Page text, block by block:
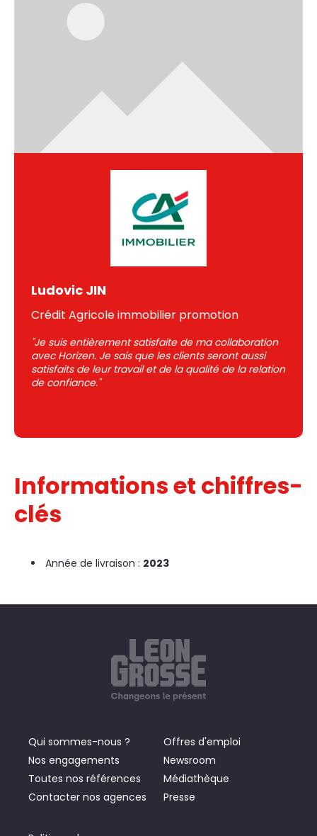
Ludovic JIN
Crédit Agricole immobilier promotion
"Je suis entièrement satisfaite de ma collaboration
avec Horizen. Je sais que les clients seront aussi
satisfaits de leur travail et de la qualité de la relation
de confiance."
Informations et chiffres-
clés
Année de livraison : 2023
Qui sommes-nous ?
Nos engagements
Toutes nos références
Contacter nos agences
Offres d'emploi
Newsroom
Médiathèque
Presse